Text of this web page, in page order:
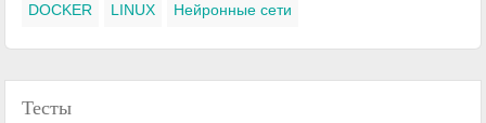
DOCKER LINUX Нейронные сети
Тесты